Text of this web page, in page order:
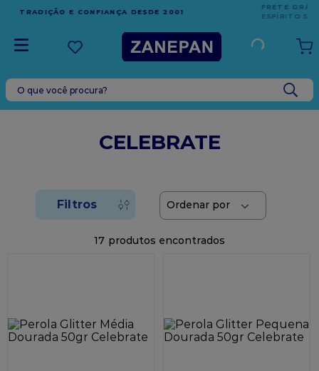
FRETE GRÁTIS
EM COMPRAS ACIMA DE R$1.000,00 PARA O
ESPÍRITO SANTO
O que você procura?
CELEBRATE
17
TERMOS MAIS BUSCADOS
leite condensado
bala
chocolate
9º
sacola